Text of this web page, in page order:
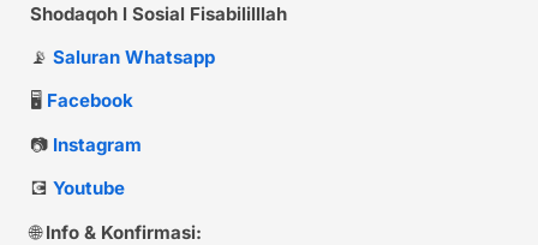
Shodaqoh l Sosial Fisabililllah
📡 Saluran Whatsapp
🖥️ Facebook
📷 Instagram
💽 Youtube
🌐Info & Konfirmasi: